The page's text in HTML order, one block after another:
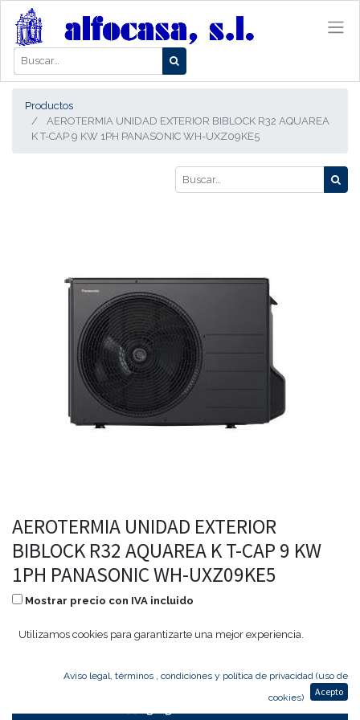
Productos
AEROTERMIA UNIDAD EXTERIOR BIBLOCK R32 AQUAREA
K T-CAP 9 KW 1PH PANASONIC WH-UXZ09KE5
AEROTERMIA UNIDAD EXTERIOR
BIBLOCK R32 AQUAREA K T-CAP 9 KW
1PH PANASONIC WH-UXZ09KE5
Mostrar precio con IVA incluido
4.408,00€3.526,40€
Utilizamos cookies para garantizarte una mejor experiencia.
Aviso legal, términos , condiciones y política de privacidad (uso de
cookies)
Acepto